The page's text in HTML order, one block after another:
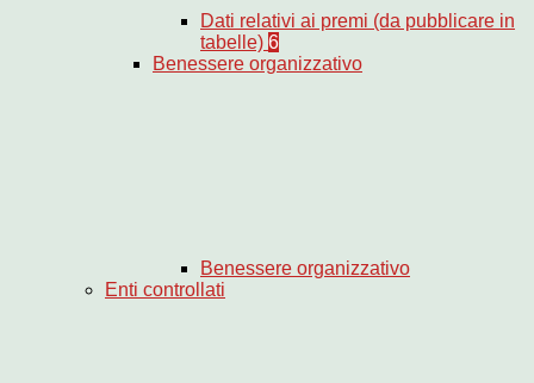
Dati relativi ai premi (da pubblicare in
tabelle) 6
Benessere organizzativo
Benessere organizzativo
Enti controllati